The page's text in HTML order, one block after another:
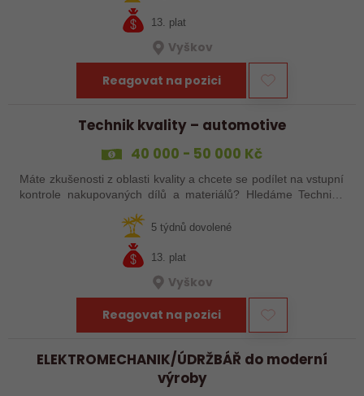
13. plat
Vyškov
Reagovat na pozici
Technik kvality – automotive
40 000 - 50 000 Kč
Máte zkušenosti z oblasti kvality a chcete se podílet na vstupní
kontrole nakupovaných dílů a materiálů? Hledáme Technika
5 týdnů dovolené
13. plat
Vyškov
Reagovat na pozici
ELEKTROMECHANIK/ÚDRŽBÁŘ do moderní
výroby